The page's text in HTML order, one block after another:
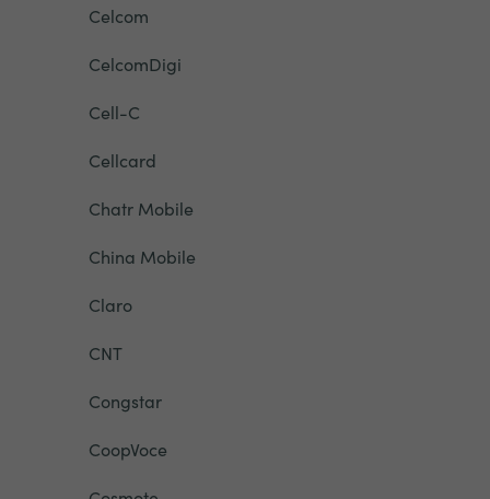
Celcom
CelcomDigi
Cell-C
Cellcard
Chatr Mobile
China Mobile
Claro
CNT
Congstar
CoopVoce